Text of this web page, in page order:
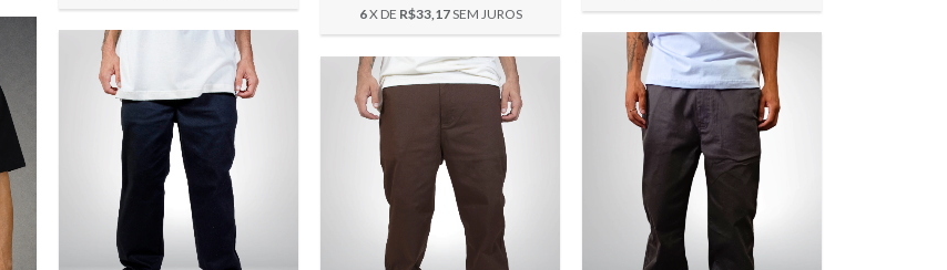
6X DE R$33,17SEM JUROS